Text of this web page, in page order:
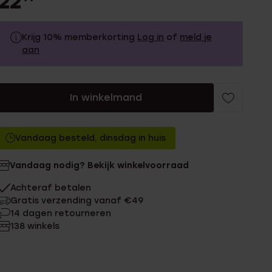
Krijg 10% memberkorting Log in of meld je
aan
22.99
Met memberkorting 20.69
In winkelmand
Vandaag besteld, dinsdag in huis
Vandaag nodig? Bekijk winkelvoorraad
Achteraf betalen
Gratis verzending vanaf €49
14 dagen retourneren
138 winkels